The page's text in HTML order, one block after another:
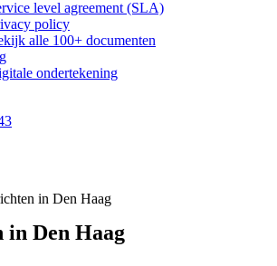
level agreement (SLA)
policy
alle 100+ documenten
ondertekening
in Den Haag
Den Haag